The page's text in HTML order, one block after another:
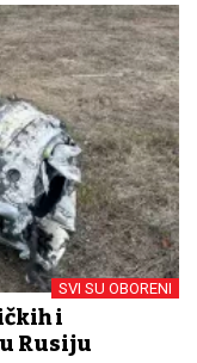
SVI SU OBORENI
i
Rusiju